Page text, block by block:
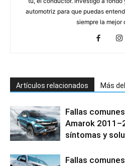
automotriz para que puedas
siempre la mejor
Artículos relacionados Más
Fallas
Amarok
síntomas y
Fallas